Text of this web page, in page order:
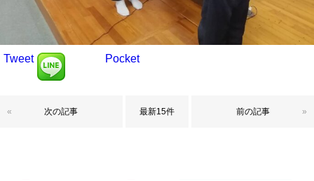
Tweet Pocket
次の記事
« 最新15件 前の記事 »